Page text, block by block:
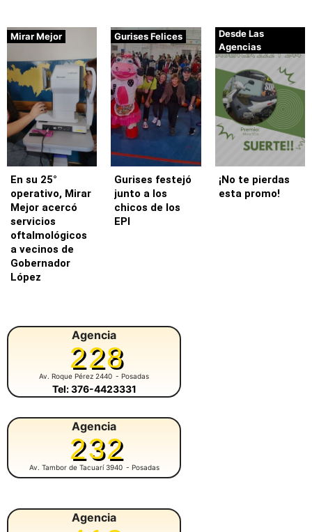
Mirar Mejor
En su 25°
operativo, Mirar
Mejor acercó
servicios
oftalmológicos
a vecinos de
Gobernador
López
Gurises Felices
Gurises festejó
junto a los
chicos de los
EPI
Desde Las
Agencias
¡No te pierdas
esta promo!
Agencia
228
Av. Roque Pérez 2440 - Posadas
Tel: 376-4423331
Agencia
232
Av. Tambor de Tacuarí 3940 - Posadas
Agencia